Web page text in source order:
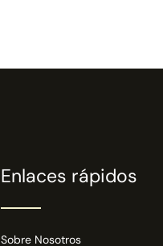
Enlaces rápidos
Sobre Nosotros